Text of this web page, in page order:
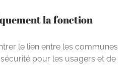
la fonction
le lien entre les communes
pour les usagers et de